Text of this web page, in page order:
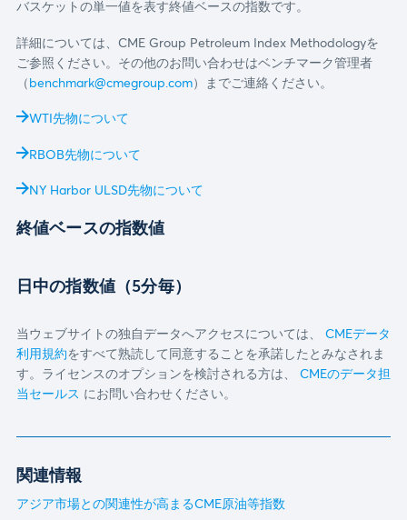
バスケットの単一値を表す終値ベースの指数です。
詳細については、CME Group Petroleum Index Methodologyを
ご参照ください。その他のお問い合わせはベンチマーク管理者
（ benchmark@cmegroup.com）までご連絡ください。
WTI先物について
RBOB先物について
NY Harbor ULSD先物について
終値ベースの指数値
日中の指数値（5分毎）
当ウェブサイトの独自データへアクセスについては、 CMEデータ
利用規約をすべて熟読して同意することを承諾したとみなされま
す。ライセンスのオプションを検討される方は、
CMEのデータ担
当セールス にお問い合わせください。
関連情報
アジア市場との関連性が高まるCME原油等指数